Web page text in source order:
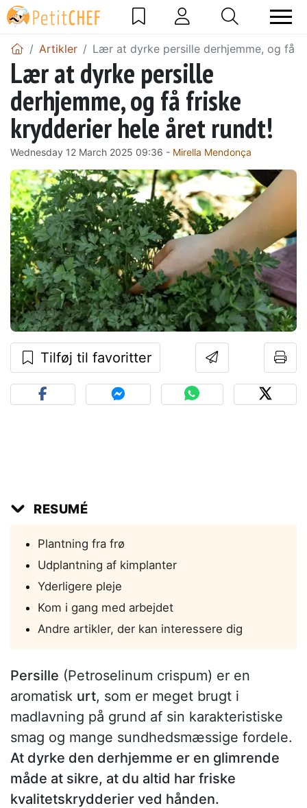
Artikler Lær at dyrke persille derhjemme, og få
Lær at dyrke persille
derhjemme, og få friske
krydderier hele året rundt!
Wednesday 12 March 2025 09:36 - Mirella Mendonça
Tilføj til favoritter
RESUMÉ
Plantning fra frø
Udplantning af kimplanter
Yderligere pleje
Kom i gang med arbejdet
Andre artikler, der kan interessere dig
Persille (Petroselinum crispum) er en
aromatisk urt, som er meget brugt i
madlavning på grund af sin karakteristiske
smag og mange sundhedsmæssige fordele.
At dyrke den derhjemme er en glimrende
måde at sikre, at du altid har friske
kvalitetskrydderier ved hånden.